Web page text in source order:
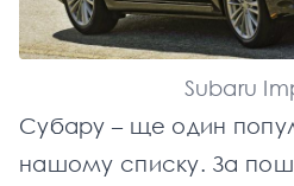
Subaru
Субару – ще один
нашому списку. За